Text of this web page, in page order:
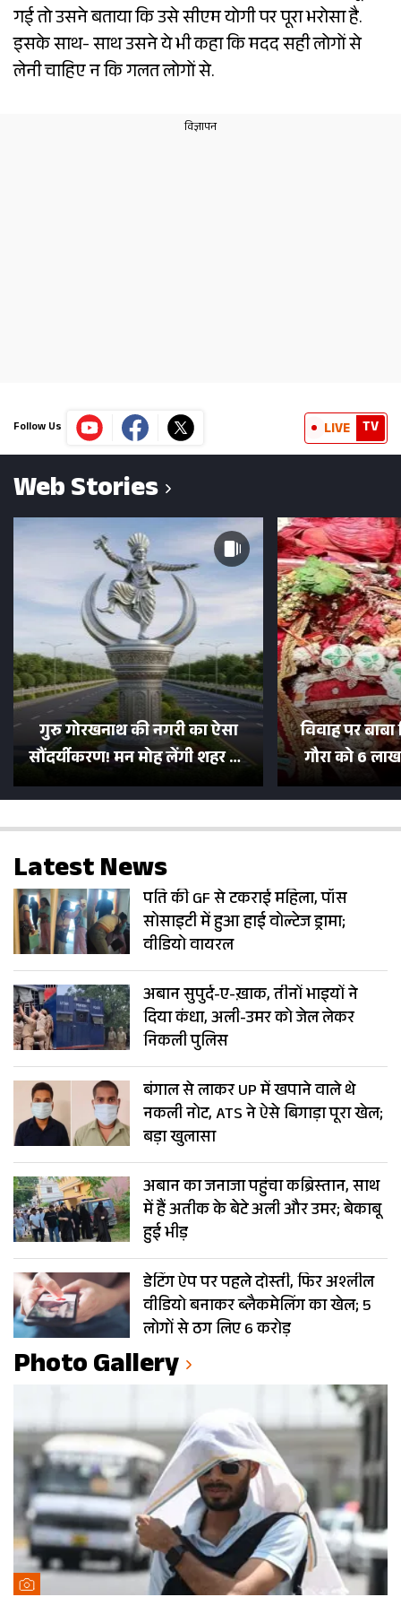
गई तो उसने बताया कि उसे सीएम योगी पर पूरा भरोसा है.
इसके साथ- साथ उसने ये भी कहा कि मदद सही लोगों से
लेनी चाहिए न कि गलत लोगों से.
Follow Us LIVE TV
Web Stories
गुरु गोरखनाथ की नगरी का ऐसा
सौंदर्यीकरण! मन मोह लेंगी शहर की
सड़कें; देखें Photos
विवाह पर
गौरा को 6
500 भक्तों
Latest News
पति की GF से टकराई महिला, पॉस
सोसाइटी में हुआ हाई वोल्टेज ड्रामा;
वीडियो वायरल
अबान सुपुर्द-ए-ख़ाक, तीनों भाइयों ने
दिया कंधा, अली-उमर को जेल लेकर
निकली पुलिस
बंगाल से लाकर UP में खपाने वाले थे
नकली नोट, ATS ने ऐसे बिगाड़ा पूरा खेल;
बड़ा खुलासा
अबान का जनाजा पहुंचा कब्रिस्तान, साथ
में हैं अतीक के बेटे अली और उमर; बेकाबू
हुई भीड़
डेटिंग ऐप पर पहले दोस्ती, फिर अश्लील
वीडियो बनाकर ब्लैकमेलिंग का खेल; 5
लोगों से ठग लिए 6 करोड़
Photo Gallery